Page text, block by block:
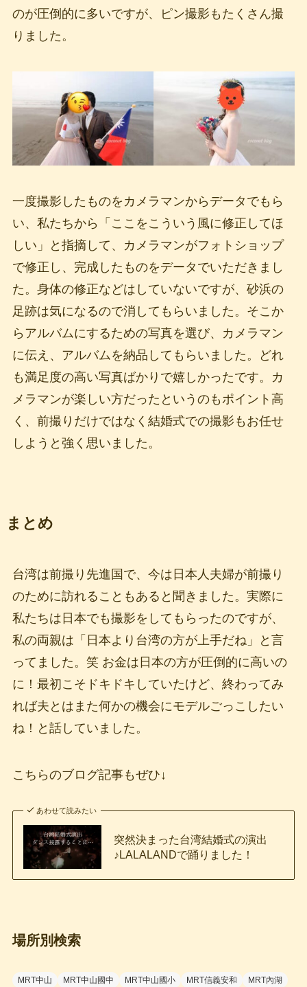
のが圧倒的に多いですが、ピン撮影もたくさん撮
りました。
一度撮影したものをカメラマンからデータでもら
い、私たちから「ここをこういう風に修正してほ
しい」と指摘して、カメラマンがフォトショップ
で修正し、完成したものをデータでいただきまし
た。身体の修正などはしていないですが、砂浜の
足跡は気になるので消してもらいました。そこか
らアルバムにするための写真を選び、カメラマン
に伝え、アルバムを納品してもらいました。どれ
も満足度の高い写真ばかりで嬉しかったです。カ
メラマンが楽しい方だったというのもポイント高
く、前撮りだけではなく結婚式での撮影もお任せ
しようと強く思いました。
まとめ
台湾は前撮り先進国で、今は日本人夫婦が前撮り
のために訪れることもあると聞きました。実際に
私たちは日本でも撮影をしてもらったのですが、
私の両親は「日本より台湾の方が上手だね」と言
ってました。笑 お金は日本の方が圧倒的に高いの
に！最初こそドキドキしていたけど、終わってみ
れば夫とはまた何かの機会にモデルごっこしたい
ね！と話していました。
こちらのブログ記事もぜひ↓
あわせて読みたい
突然決まった台湾結婚式の演出
♪LALALANDで踊りました！
場所別検索
MRT中山 MRT中山國中 MRT中山國小 MRT信義安和 MRT內湖